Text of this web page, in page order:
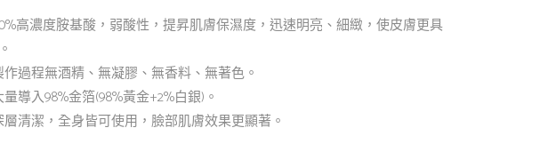
高濃度胺基酸，弱酸性，提昇肌膚保濕度，迅速明亮、細緻，使皮膚更具
作過程無酒精、無凝膠、無香料、無著色。
量導入98%金箔(98%黃金+2%白銀)。
層清潔，全身皆可使用，臉部肌膚效果更顯著。